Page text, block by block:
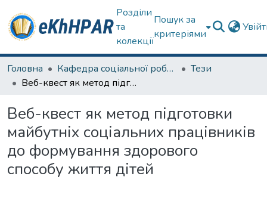
Розділи
та
колекції
Пошук за
критеріями
Головна Кафедра соціальної роботи
Тези
Веб-квест як метод підготовки майбутніх соціальних працівників до формування здорового способу життя дітей
Веб-квест як метод підготовки
майбутніх соціальних працівників
до формування здорового
способу життя дітей